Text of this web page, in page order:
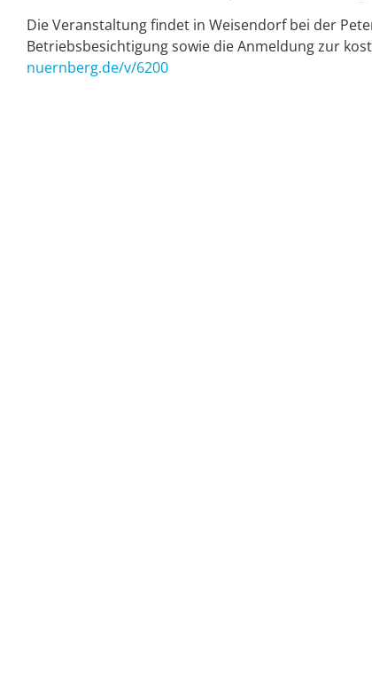
Die Veranstaltung findet in Weisendorf bei der
Betriebsbesichtigung sowie die Anmeldung zur
nuernberg.de/v/6200